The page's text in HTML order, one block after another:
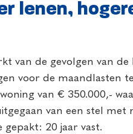
lenen,
van de gevolgen van
voor de maandlasten
van € 350.000,-
van een stel
20 jaar vast.